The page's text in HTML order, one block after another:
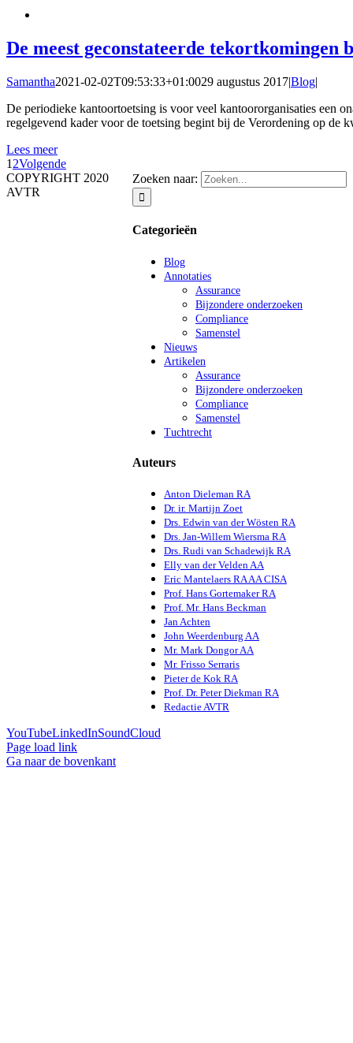
De meest geconstateerde tekortkomingen
Samantha2021-02-02T09:53:33+01:0029 augustus 2017|Blog|
De periodieke kantoortoetsing is voor veel kantoororganisaties een
regelgevend kader voor de toetsing begint bij de Verordening op de
Lees meer
1 2Volgende
Zoeken naar:
Categorieën
Blog
Annotaties
Assurance
Bijzondere onderzoeken
Compliance
Samenstel
Nieuws
Artikelen
Assurance
Bijzondere onderzoeken
Compliance
Samenstel
Tuchtrecht
Auteurs
Anton Dieleman RA
Dr. ir. Martijn Zoet
Drs. Edwin van der Wösten RA
Drs. Jan-Willem Wiersma RA
Drs. Rudi van Schadewijk RA
Elly van der Velden AA
Eric Mantelaers RA AA CISA
Prof. Hans Gortemaker RA
Prof. Mr. Hans Beckman
Jan Achten
John Weerdenburg AA
Mr. Mark Dongor AA
Mr. Frisso Serraris
Pieter de Kok RA
Prof. Dr. Peter Diekman RA
Redactie AVTR
COPYRIGHT 2020
AVTR
YouTubeLinkedInSoundCloud
Page load link
Ga naar de bovenkant